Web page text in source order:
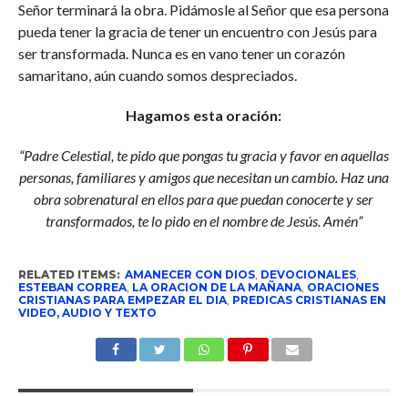
Señor terminará la obra. Pidámosle al Señor que esa persona
pueda tener la gracia de tener un encuentro con Jesús para
ser transformada. Nunca es en vano tener un corazón
samaritano, aún cuando somos despreciados.
Hagamos esta oración:
“Padre Celestial, te pido que pongas tu gracia y favor en aquellas
personas, familiares y amigos que necesitan un cambio. Haz una
obra sobrenatural en ellos para que puedan conocerte y ser
transformados, te lo pido en el nombre de Jesús. Amén”
RELATED ITEMS: AMANECER CON DIOS, DEVOCIONALES,
ESTEBAN CORREA, LA ORACION DE LA MAÑANA, ORACIONES
CRISTIANAS PARA EMPEZAR EL DIA, PREDICAS CRISTIANAS EN
VIDEO, AUDIO Y TEXTO